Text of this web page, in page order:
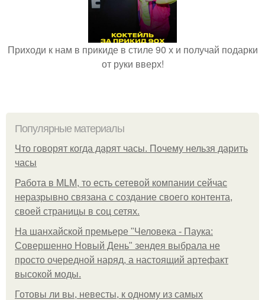
Приходи к нам в прикиде в стиле 90 х и получай подарки
от руки вверх!
Популярные материалы
Что говорят когда дарят часы. Почему нельзя дарить
часы
Работа в MLM, то есть сетевой компании сейчас
неразрывно связана с создание своего контента,
своей страницы в соц сетях.
На шанхайской премьере "Человека - Паука:
Совершенно Новый День" зендея выбрала не
просто очередной наряд, а настоящий артефакт
высокой моды.
Готовы ли вы, невесты, к одному из самых